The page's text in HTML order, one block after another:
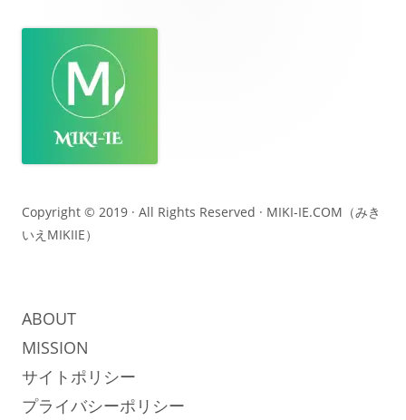
テ
ン
Copyright © 2019 · All Rights Reserved · MIKI-IE.COM（みき
いえMIKIIE）
ABOUT
MISSION
サイトポリシー
プライバシーポリシー